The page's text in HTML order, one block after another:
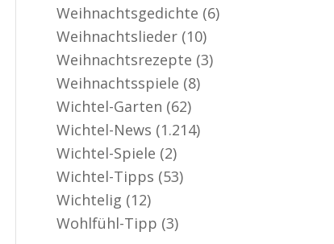
Weihnachtsgedichte (6)
Weihnachtslieder (10)
Weihnachtsrezepte (3)
Weihnachtsspiele (8)
Wichtel-Garten (62)
Wichtel-News (1.214)
Wichtel-Spiele (2)
Wichtel-Tipps (53)
Wichtelig (12)
Wohlfühl-Tipp (3)